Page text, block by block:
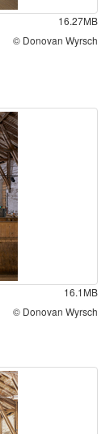
16.27MB
© Donovan Wyrsch
16.1MB
© Donovan Wyrsch